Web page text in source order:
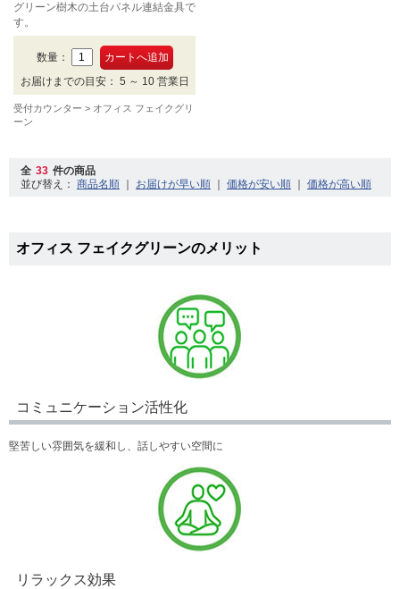
グリーン樹木の土台パネル連結金具で
す。
数量：
お届けまでの目安： 5 ～ 10 営業日
受付カウンター
オフィス フェイクグリ
ーン
全 33 件の商品
並び替え：
｜ ｜ ｜
オフィス フェイクグリーンのメリット
コミュニケーション活性化
堅苦しい雰囲気を緩和し、話しやすい空間に
リラックス効果